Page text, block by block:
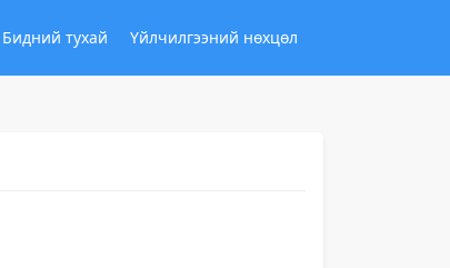
Бидний тухай Үйлчилгээний нөхцөл